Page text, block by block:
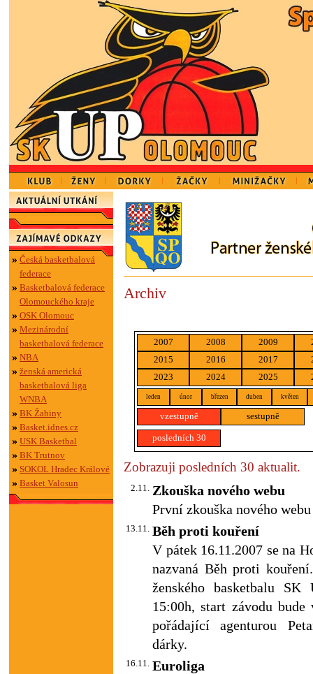
Česká basketbalová
federace
Basketbalová federace
Olomouckého kraje
OSK Olomouc
Mezinárodní
basketbalová federace
NBA
ženská americká
basketbalová liga
WNBA
BK Žabiny
Basket.idnes.cz
USK Basketbal
BK Trutnov
SOKOL Hradec Králové
Basket Valosun
Archiv
2007 2008 2009
2015
2016 2017
2023
2024 2025
leden únor březen duben květen
vzestupně sestupně
posledních 30
Zobrazuji posledních 30 aktualit.
2.11. Zkouška nového webu
První zkouška nového
13.11. Běh proti kouření
V pátek 16.11.2007 se na
nazvaná Běh proti
ženského basketbalu
15:00h, start závodu
pořádající agenturou
dárky.
16.11. Euroliga